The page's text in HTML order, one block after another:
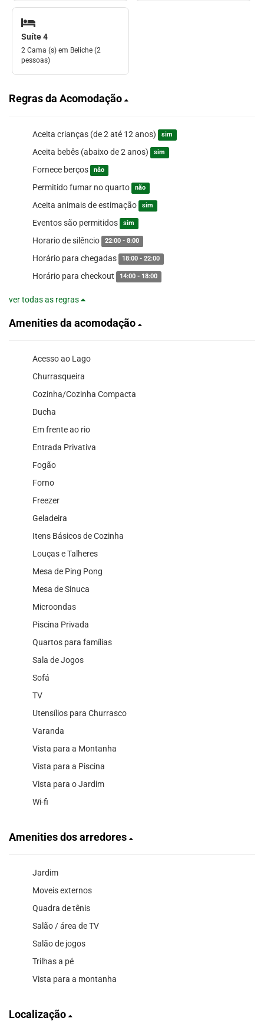
Suíte 4
2 Cama (s) em Beliche (2
pessoas)
Regras da Acomodação
Aceita crianças (de 2 até 12 anos) sim
Aceita bebês (abaixo de 2 anos) sim
Fornece berços não
Permitido fumar no quarto não
Aceita animais de estimação sim
Eventos são permitidos sim
Horario de silêncio 22:00 - 8:00
Horário para chegadas 18:00 - 22:00
Horário para checkout 14:00 - 18:00
ver todas as regras
Amenities da acomodação
Acesso ao Lago
Churrasqueira
Cozinha/Cozinha Compacta
Ducha
Em frente ao rio
Entrada Privativa
Fogão
Forno
Freezer
Geladeira
Itens Básicos de Cozinha
Louças e Talheres
Mesa de Ping Pong
Mesa de Sinuca
Microondas
Piscina Privada
Quartos para famílias
Sala de Jogos
Sofá
TV
Utensílios para Churrasco
Varanda
Vista para a Montanha
Vista para a Piscina
Vista para o Jardim
Wi-fi
Amenities dos arredores
Jardim
Moveis externos
Quadra de tênis
Salão / área de TV
Salão de jogos
Trilhas a pé
Vista para a montanha
Localização